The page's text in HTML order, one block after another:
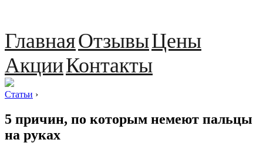
ГлавнаяОтзывыЦены
АкцииКонтакты
Статьи ›
5 причин, по которым немеют пальцы
на руках